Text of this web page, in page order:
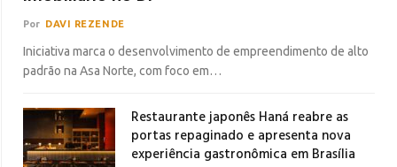
Por DAVI REZENDE
Iniciativa marca o desenvolvimento de empreendimento de alto
padrão na Asa Norte, com foco em…
Restaurante japonês Haná reabre as
portas repaginado e apresenta nova
experiência gastronômica em Brasília